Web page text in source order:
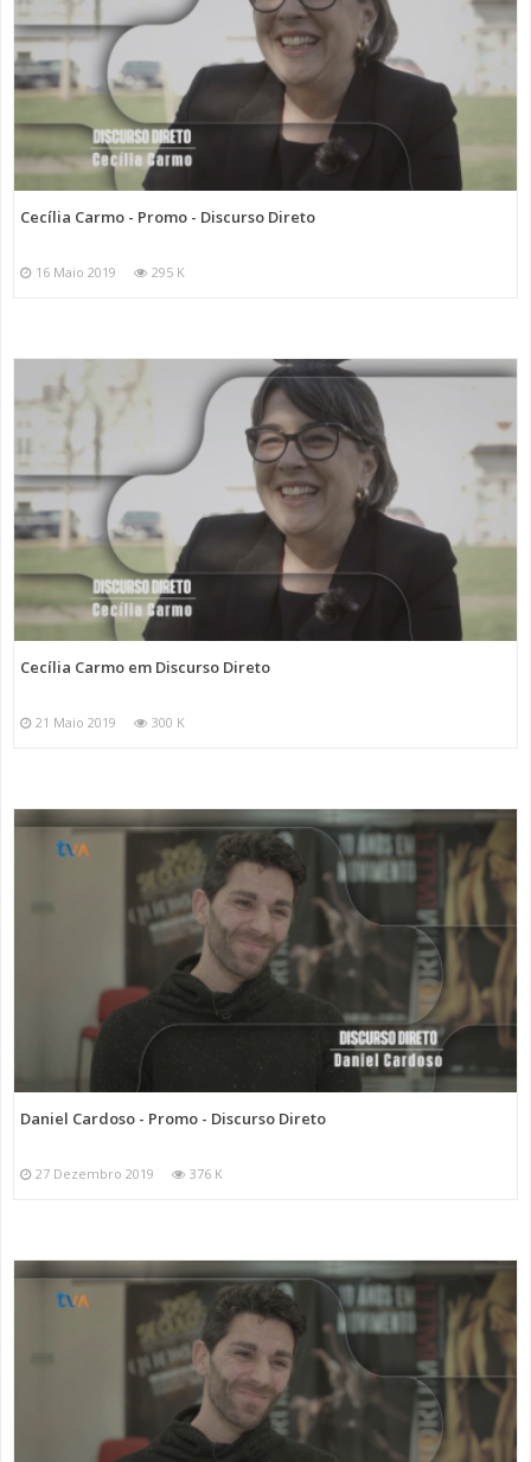
Cecília Carmo - Promo - Discurso Direto
16 Maio 2019 295 K
Cecília Carmo em Discurso Direto
21 Maio 2019 300 K
Daniel Cardoso - Promo - Discurso Direto
27 Dezembro 2019 376 K